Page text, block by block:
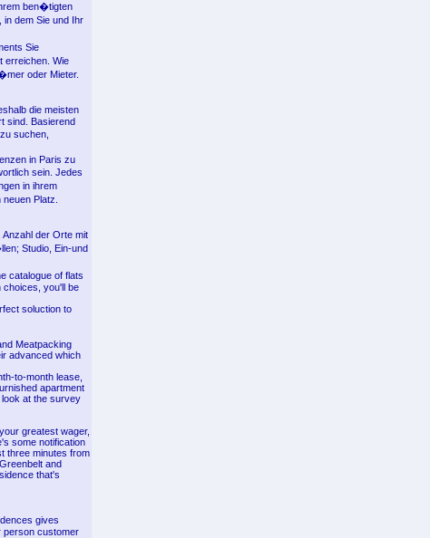
ben�tigten
dem Sie und Ihr
Sie
erreichen. Wie
oder Mieter.
die meisten
sind. Basierend
suchen,
in Paris zu
sein. Jedes
in ihrem
Platz.
der Orte mit
Studio, Ein-und
catalogue of flats
choices, you'll be
soluction to
Meatpacking
advanced which
to-month lease,
apartment
at the survey
greatest wager,
some notification
three minutes from
and
that's
gives
person customer